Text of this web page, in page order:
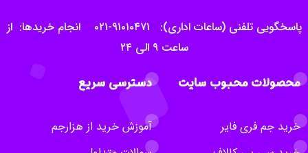
پاسخگویی تلفنی (ساعات اداری): ۹۱۰۱۰۴۷۱-۰۲۱ انجام خریدها: از
ساعت ۹ الی ۲۴
محصولات محبوب سایت
خرید جم فری فایر
دسترسی سریع
آموزش خرید از هزارجم